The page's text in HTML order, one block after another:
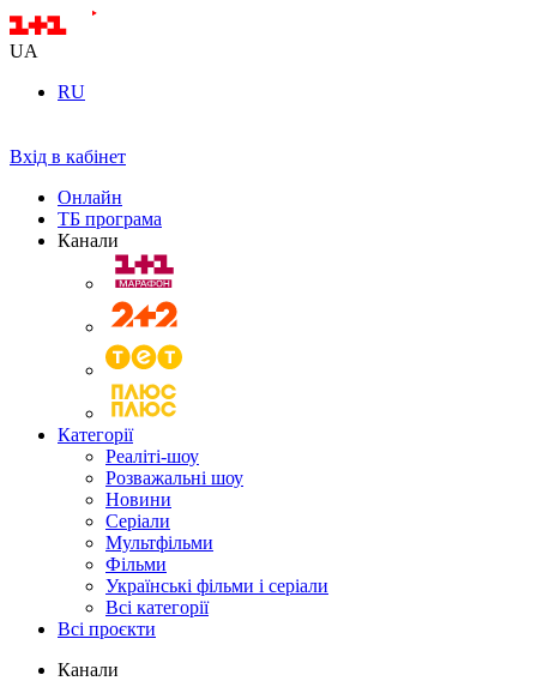
UA
RU
Вхід в кабінет
Онлайн
ТБ програма
Канали
Категорії
Реаліті-шоу
Розважальні шоу
Новини
Серіали
Мультфільми
Фільми
Українські фільми і серіали
Всі категорії
Всі проєкти
Канали